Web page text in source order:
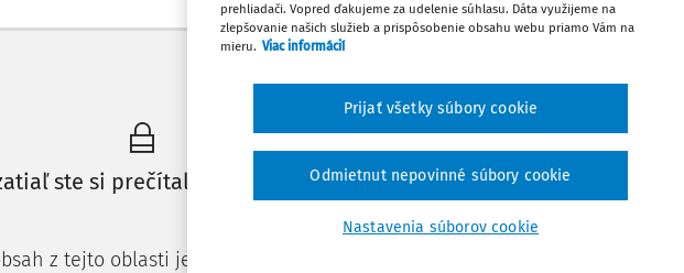
Máte predplatné?
ste si prečítali len začiatok...
z tejto oblasti je dostupný predplatiteľom
prehliadači. Vopred ďakujeme za udelenie súhlasu. Dáta využijeme na
zlepšovanie našich služieb a prispôsobenie obsahu webu priamo Vám na
mieru. Viac informácií
Nastavenia súborov cookie
Odmietnut nepovinné súbory cookie
Prijať všetky súbory cookie